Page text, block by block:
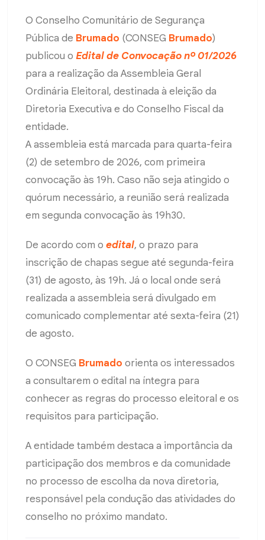
O Conselho Comunitário de Segurança
Pública de Brumado (CONSEG Brumado)
publicou o Edital de Convocação nº 01/2026
para a realização da Assembleia Geral
Ordinária Eleitoral, destinada à eleição da
Diretoria Executiva e do Conselho Fiscal da
entidade.
A assembleia está marcada para quarta-feira
(2) de setembro de 2026, com primeira
convocação às 19h. Caso não seja atingido o
quórum necessário, a reunião será realizada
em segunda convocação às 19h30.
De acordo com o edital, o prazo para
inscrição de chapas segue até segunda-feira
(31) de agosto, às 19h. Já o local onde será
realizada a assembleia será divulgado em
comunicado complementar até sexta-feira (21)
de agosto.
O CONSEG Brumado orienta os interessados
a consultarem o edital na íntegra para
conhecer as regras do processo eleitoral e os
requisitos para participação.
A entidade também destaca a importância da
participação dos membros e da comunidade
no processo de escolha da nova diretoria,
responsável pela condução das atividades do
conselho no próximo mandato.